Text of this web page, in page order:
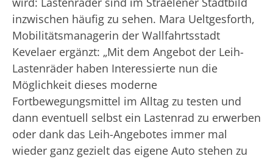
inzwischen häufig zu sehen. Mara Ueltgesforth,
Mobilitätsmanagerin der Wallfahrtsstadt
Kevelaer ergänzt: „Mit dem Angebot der Leih-
Lastenräder haben Interessierte nun die
Möglichkeit dieses moderne
Fortbewegungsmittel im Alltag zu testen und
dann eventuell selbst ein Lastenrad zu erwerben
oder dank das Leih-Angebotes immer mal
wieder ganz gezielt das eigene Auto stehen zu